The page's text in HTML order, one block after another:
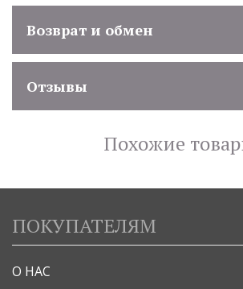
Возврат и обмен
Отзывы
Похожие
ПОКУПАТЕЛЯМ
О НАС